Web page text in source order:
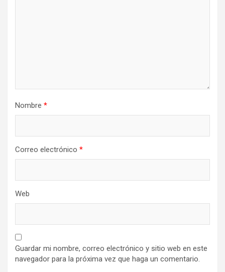
Nombre *
Correo electrónico *
Web
Guardar mi nombre, correo electrónico y sitio web en este
navegador para la próxima vez que haga un comentario.